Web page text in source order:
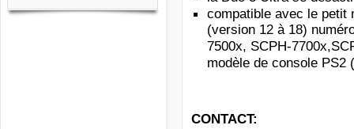
compatible avec le petit
(version 12 à 18)
7500x, SCPH-
modèle de console PS2
CONTACT: